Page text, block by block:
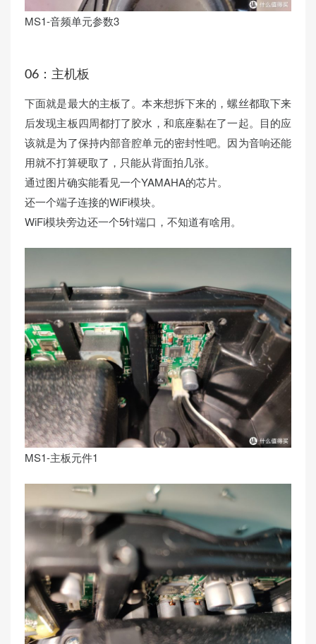
MS1-音频单元参数3
06：主机板
下面就是最大的主板了。本来想拆下来的，螺丝都取下来
后发现主板四周都打了胶水，和底座黏在了一起。目的应
该就是为了保持内部音腔单元的密封性吧。因为音响还能
用就不打算硬取了，只能从背面拍几张。
通过图片确实能看见一个YAMAHA的芯片。
还一个端子连接的WiFi模块。
WiFi模块旁边还一个5针端口，不知道有啥用。
MS1-主板元件1